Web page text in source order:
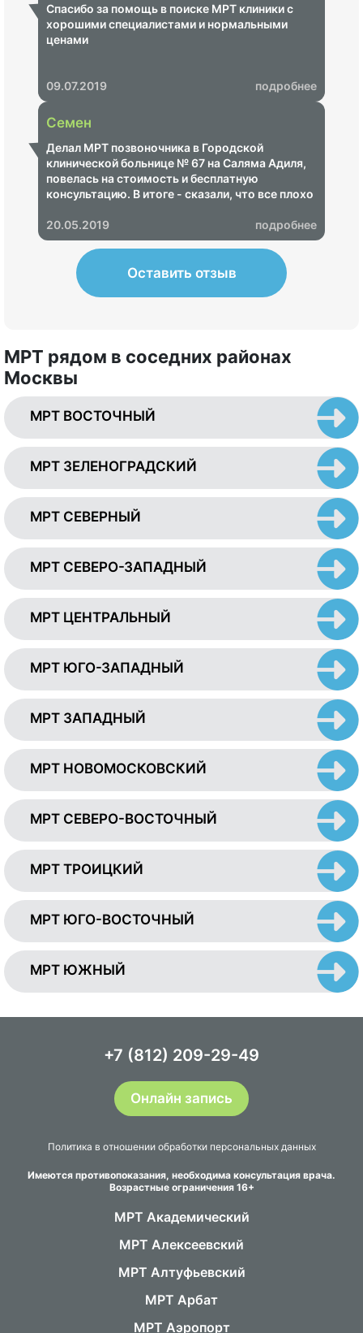
Спасибо за помощь в поиске МРТ клиники с
хорошими специалистами и нормальными
ценами
09.07.2019 подробнее
Семен
Делал МРТ позвоночника в Городской
клинической больнице № 67 на Саляма Адиля,
повелась на стоимость и бесплатную
консультацию. В итоге - сказали, что все плохо
на 68 000 рублей. Показал своему неврологу -
итог - МРТ не информативное, пришлось
переделывать в другом центре, где показало,
что ничего страшного нет.
20.05.2019 подробнее
Оставить отзыв
МРТ рядом в соседних районах
Москвы
МРТ ВОСТОЧНЫЙ
МРТ ЗЕЛЕНОГРАДСКИЙ
МРТ СЕВЕРНЫЙ
МРТ СЕВЕРО-ЗАПАДНЫЙ
МРТ ЦЕНТРАЛЬНЫЙ
МРТ ЮГО-ЗАПАДНЫЙ
МРТ ЗАПАДНЫЙ
МРТ НОВОМОСКОВСКИЙ
МРТ СЕВЕРО-ВОСТОЧНЫЙ
МРТ ТРОИЦКИЙ
МРТ ЮГО-ВОСТОЧНЫЙ
МРТ ЮЖНЫЙ
+7 (812) 209-29-49
Онлайн запись
Политика в отношении обработки персональных данных
Имеются противопоказания, необходима консультация врача.
Возрастные ограничения 16+
МРТ Академический
МРТ Алексеевский
МРТ Алтуфьевский
МРТ Арбат
МРТ Аэропорт